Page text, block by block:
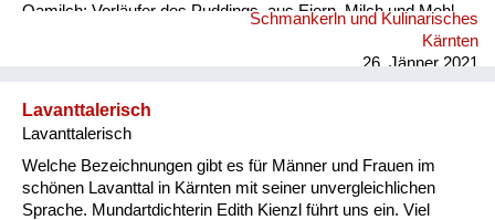
Oamilch: Vorläufer des Puddings, aus Eiern, Milch und Mehl
Piggalan: Weihnachtsgericht im Lavanttal, Mohnwoaza mit
einem Saft aus Dörrobst und Schnaps übergossen Plentn:
Schmankerln und Kulinarisches
Kärnten
26. Jänner 2021
Lavanttalerisch
Lavanttalerisch
Welche Bezeichnungen gibt es für Männer und Frauen im
schönen Lavanttal in Kärnten mit seiner unvergleichlichen
Sprache. Mundartdichterin Edith Kienzl führt uns ein. Viel